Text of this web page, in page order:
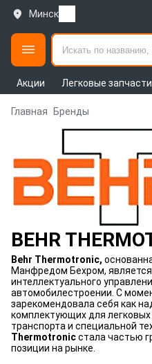
Минск
Акции Легковые запчасти
Главная Бренды
BEHR
Behr Thermotronic,
Манфредом Бехром,
интеллектуального
автомобилестроении. С
зарекомендовала себя как
комплектующих для легковых
транспорта и специальной
Thermotronicстала частью
позиции на рынке.